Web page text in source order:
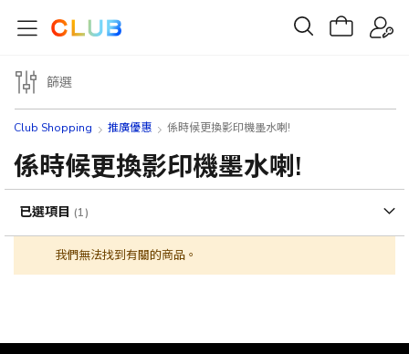
Club Shopping 推廣優惠 係時候更換影印機墨水喇!
係時候更換影印機墨水喇!
我們無法找到有關的商品。
篩選
已選項目